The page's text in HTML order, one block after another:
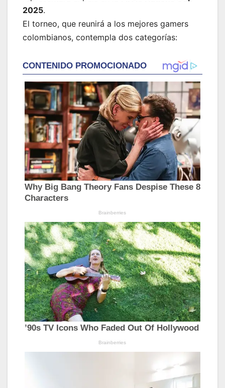
2025.
El torneo, que reunirá a los mejores gamers
colombianos, contempla dos categorías: